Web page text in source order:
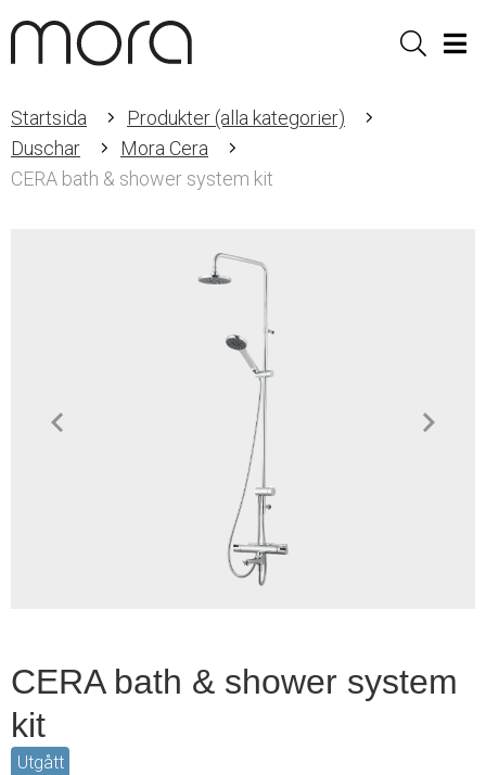
Sök
Startsida
Produkter (alla kategorier)
Duschar
Mora Cera
CERA bath & shower system kit
CERA bath & shower system
kit
Utgått